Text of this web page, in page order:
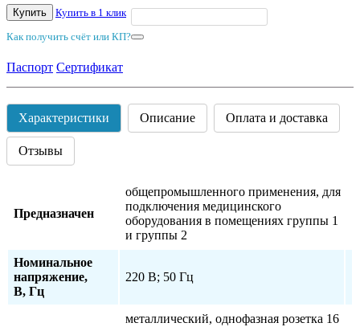
Купить
Купить в 1 клик
Как получить счёт или КП?
Паспорт Сертификат
Характеристики Описание Оплата и доставка
Отзывы
Предназначен
общепромышленного применения, для
подключения медицинского
оборудования в помещениях группы 1
и группы 2
Номинальное
напряжение,
В, Гц
220 В; 50 Гц
металлический, однофазная розетка 16